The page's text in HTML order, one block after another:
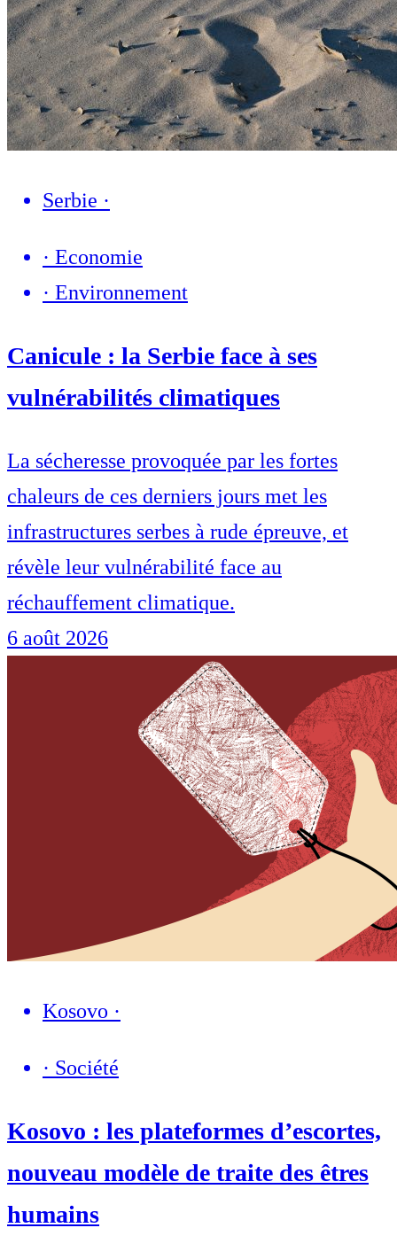
Serbie ·
· Economie
· Environnement
Canicule : la Serbie face à ses
vulnérabilités climatiques
La sécheresse provoquée par les fortes
chaleurs de ces derniers jours met les
infrastructures serbes à rude épreuve, et
révèle leur vulnérabilité face au
réchauffement climatique.
6 août 2026
Kosovo ·
· Société
Kosovo : les plateformes d’escortes,
nouveau modèle de traite des êtres
humains